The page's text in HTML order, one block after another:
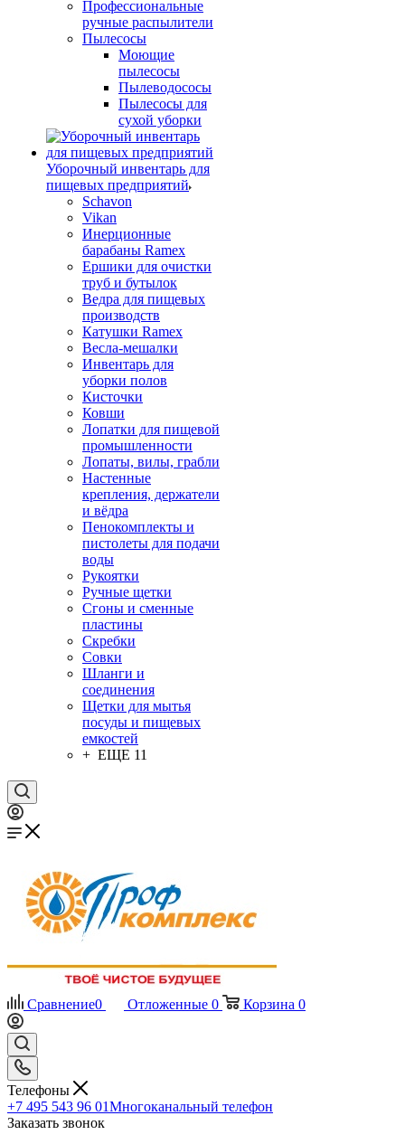
Профессиональные
ручные распылители
Пылесосы
Моющие
пылесосы
Пылеводососы
Пылесосы для
сухой уборки
Уборочный инвентарь для
пищевых предприятий
Schavon
Vikan
Инерционные
барабаны Ramex
Ершики для очистки
труб и бутылок
Ведра для пищевых
производств
Катушки Ramex
Весла-мешалки
Инвентарь для
уборки полов
Кисточки
Ковши
Лопатки для пищевой
промышленности
Лопаты, вилы, грабли
Настенные
крепления, держатели
и вёдра
Пенокомплекты и
пистолеты для подачи
воды
Рукоятки
Ручные щетки
Сгоны и сменные
пластины
Скребки
Совки
Шланги и
соединения
Щетки для мытья
посуды и пищевых
емкостей
+ ЕЩЕ 11
Сравнение0 Отложенные 0 Корзина 0
Телефоны
+7 495 543 96 01Многоканальный телефон
Заказать звонок